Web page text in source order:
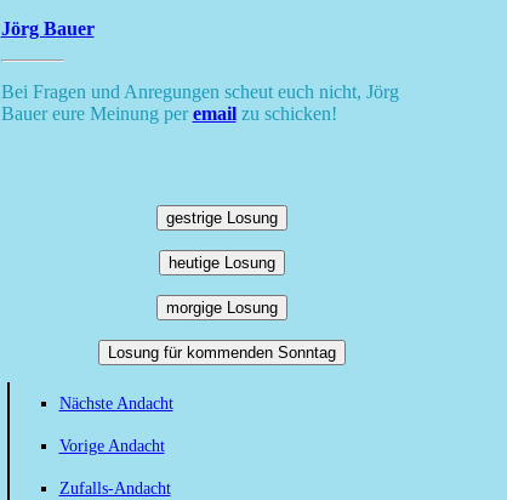
Jörg Bauer
Bei Fragen und Anregungen scheut euch nicht, Jörg
Bauer eure Meinung peremailzu schicken!
gestrige Losung
heutige Losung
morgige Losung
Losung für kommenden Sonntag
Nächste Andacht
Vorige Andacht
Zufalls-Andacht